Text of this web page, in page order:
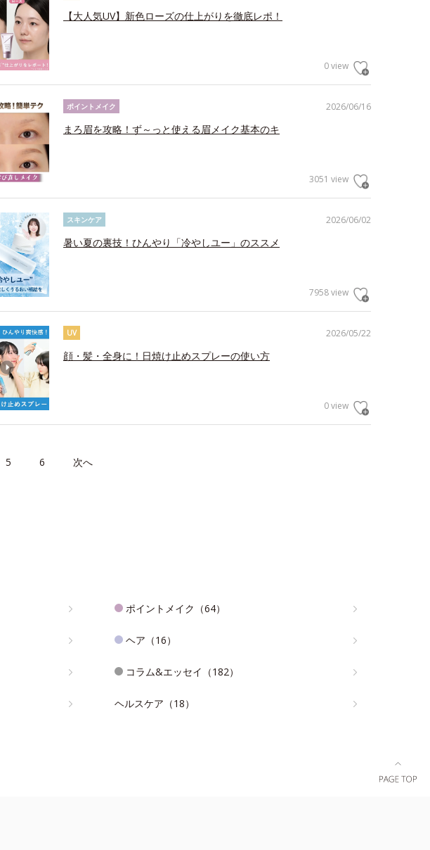
【大人気UV】新色ローズの仕上がりを徹底レポ！
0 view
2026/06/16
ポイントメイク
まろ眉を攻略！ず～っと使える眉メイク基本のキ
3051 view
2026/06/02
スキンケア
暑い夏の裏技！ひんやり「冷やしユー」のススメ
7958 view
2026/05/22
UV
顔・髪・全身に！日焼け止めスプレーの使い方
0 view
5 6 次へ
ポイントメイク（64）
ヘア（16）
コラム&エッセイ（182）
ヘルスケア（18）